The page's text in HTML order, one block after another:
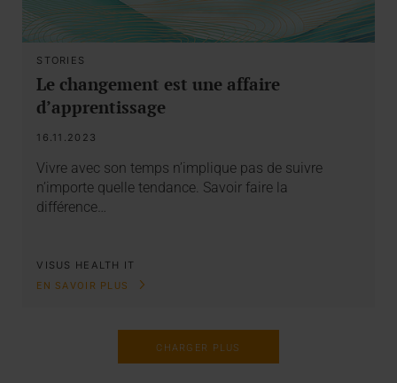
STORIES
Le changement est une affaire
d’apprentissage
16.11.2023
Vivre avec son temps n’implique pas de suivre
n’importe quelle tendance. Savoir faire la
différence…
VISUS HEALTH IT
EN SAVOIR PLUS
CHARGER PLUS